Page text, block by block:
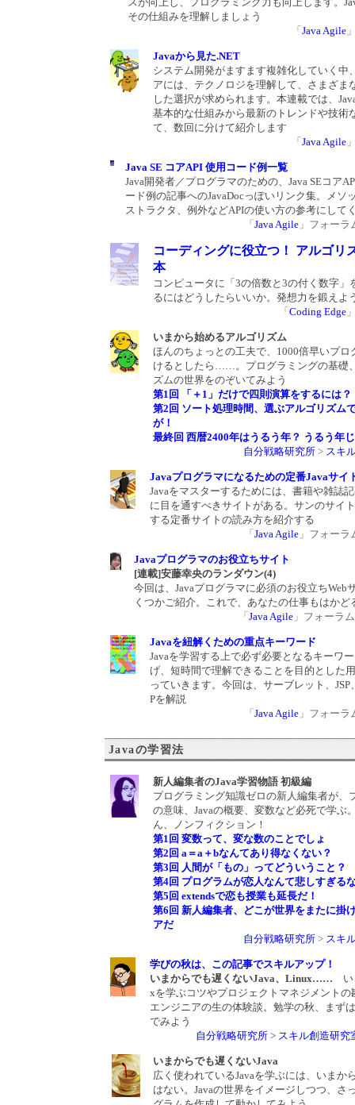
その仕組みを理解しましょう
「 Java Agile
Javaから見た.NET
システム開発がますます複雑化していく中
アには、テクノロジを理解して、さまざま
した選択が求められます。本連載では、
基本的な仕組みから最新のトレンドや技術
て、数回に分けて紹介します
「 Java Agile
Java SE コアAPI 使用コード例一覧
Java開発者／プログラマのための、Java SEコア
ード例の記事へのJavaDocっぽいリンク集。メソ
ストラクタ、例外などAPIの使い方の参考にして
「 Java Agile 」フォーラ
コーディングに役立つ！ アルゴリ
本
コンピュータに「3の倍数と3の付く数字」
るにはどうしたらいいか。発想力を鍛えよ
「 Coding Edge
いまから始めるアルゴリズム
ほんのちょっとの工夫で、1000倍早いプロ
けるとしたら……。プログラミングの基礎
ズムの世界をのぞいてみよう
第1回 「＋1」だけで四則演算をするには？
第2回 ソート処理時間、選ぶアルゴリズム
が！
最終回 西暦2400年はうるう年？ うるう年
自分戦略研究所 > スキ
Javaプログラマになるための定番Javaサイ
Javaをマスターするためには、書籍や雑誌
に目を通すべきサイトがある。サンのサイ
する定番サイトの読み方を紹介する
「 Java Agile 」フォーラ
Javaプログラマのお役立ちサイト
[連載]安藤幸央のランダウン(4)
今回は、Javaプログラマに必須のお役立ちWeb
くつかご紹介。これで、あなたの仕事もはかど
「 Java Agile 」フォーラ
Javaを紐解くための重点キーワード
Javaを学習する上で必ず必要となるキーワ
げ、短時間で理解できることを目的とした
っていきます。今回は、サーブレット、JSP
Pを解説
「 Java Agile 」フォーラ
Javaの学習法
新人編集者のJava学習物語 初級編
プログラミング知識ゼロの新人編集者が、
の意味、Javaの概要、変数など必死で学ぶ
ん、ノンフィクション！
第1回 変数って、変な数のことでしょ
第2回 a＝a＋bなんてあり得なくない？
第3回 人間が「もの」ってどういうこと？
第4回 プログラムが恋人なんて悲しすぎる
第5回 extendsで恋も授業も延長だ！
第6回 新人編集者、どこが世界をまたに掛
アだ
自分戦略研究所 > スキ
学びの秋は、この記事でスキルアップ！
いまからでも遅くないJava、Linux……
xを学ぶコツやプロジェクトマネジメントの
エンジニアの生の体験談。勉学の秋、まず
でみよう
自分戦略研究所 > スキル創造研究
いまからでも遅くないJava
広く使われているJavaを学ぶには、いまか
はない。Javaの世界をイメージしつつ、さ